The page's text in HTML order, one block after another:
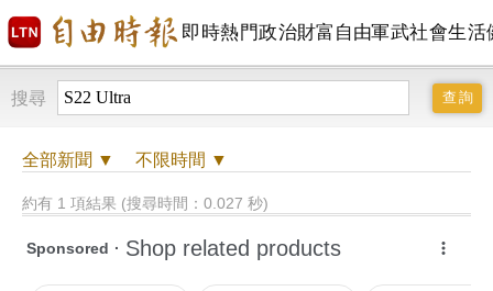
即時熱門政治財富自由軍武社會生活
搜尋
全部新聞 ▼ 不限時間 ▼
約有 1 項結果 (搜尋時間：0.027 秒)